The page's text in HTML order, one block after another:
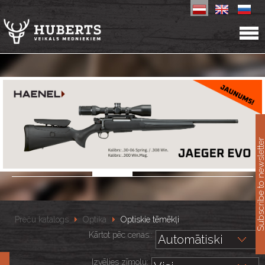
Preču katalogs Optika
Optiskie tēmēkļi
Kārtot pēc cenas::
Izvēlies zīmolu:
Subscribe